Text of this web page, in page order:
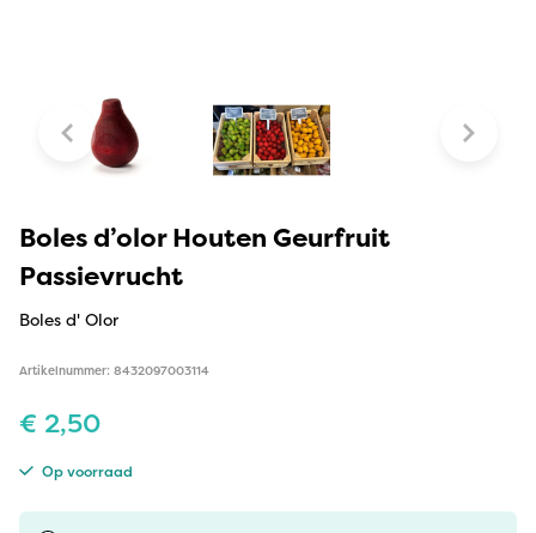
Boles d’olor Houten Geurfruit
Passievrucht
Boles d' Olor
Artikelnummer: 8432097003114
€ 2,50
Op voorraad